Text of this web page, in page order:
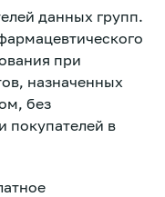
данных групп.
при
назначенных
без
покупателей в